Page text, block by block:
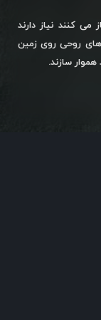
کنند نیاز دارند
های روحی روی زمین
سازند.